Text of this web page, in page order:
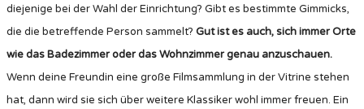
diejenige bei der Wahl der Einrichtung? Gibt es bestimmte Gimmicks,
die die betreffende Person sammelt? Gut ist es auch, sich immer Orte
wie das Badezimmer oder das Wohnzimmer genau anzuschauen.
Wenn deine Freundin eine große Filmsammlung in der Vitrine stehen
hat, dann wird sie sich über weitere Klassiker wohl immer freuen. Ein